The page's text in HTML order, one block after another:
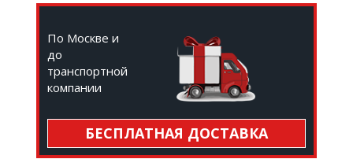
По Москве и
до
транспортной
компании
БЕСПЛАТНАЯ ДОСТАВКА